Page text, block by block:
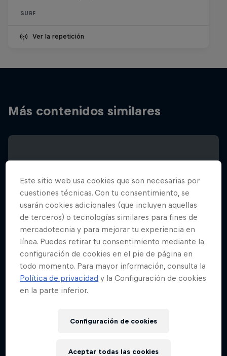
SURF
Ver la repetición
Más contenidos similares
Este sitio web usa cookies que son necesarias por
cuestiones técnicas. Con tu consentimiento, se
usarán cookies adicionales (que incluyen aquellas
de terceros) o tecnologías similares para fines de
mercadotecnia y para mejorar tu experiencia en
línea. Puedes retirar tu consentimiento mediante la
configuración de cookies en el pie de página en
todo momento. Para mayor información, consulta la
Política de privacidad y la Configuración de cookies
en la parte inferior.
Configuración de cookies
Aceptar todas las cookies